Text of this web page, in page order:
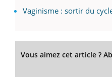
Vaginisme : sortir du
Vous aimez cet article ?